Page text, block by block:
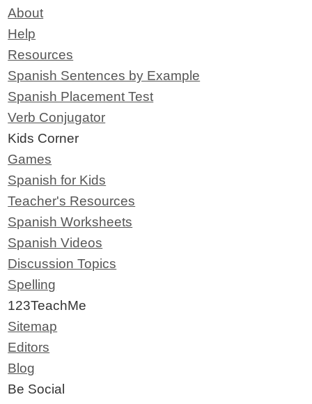
About
Help
Resources
Spanish Sentences by Example
Spanish Placement Test
Verb Conjugator
Kids Corner
Games
Spanish for Kids
Teacher's Resources
Spanish Worksheets
Spanish Videos
Discussion Topics
Spelling
123TeachMe
Sitemap
Editors
Blog
Be Social